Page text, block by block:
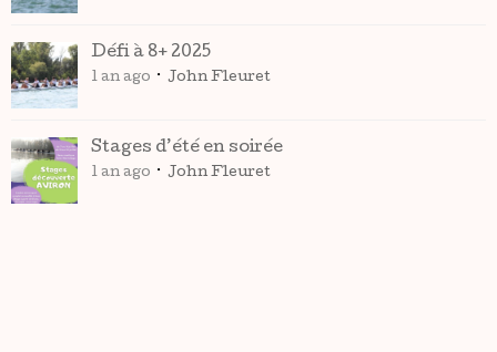
Défi à 8+ 2025
1 an ago John Fleuret
Stages d’été en soirée
1 an ago John Fleuret